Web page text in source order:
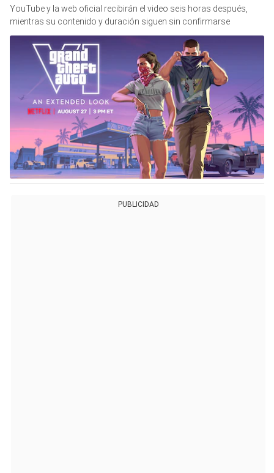
YouTube y la web oficial recibirán el video seis horas después,
mientras su contenido y duración siguen sin confirmarse
PUBLICIDAD